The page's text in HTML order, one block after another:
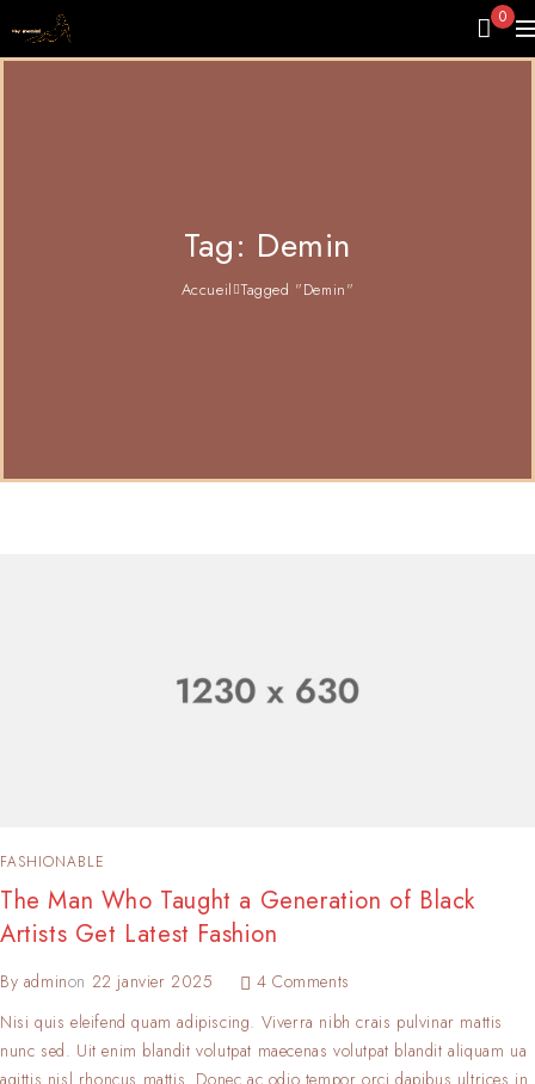
0
Tag: Demin
Accueil Tagged "Demin"
FASHIONABLE
The Man Who Taught a Generation of Black
Artists Get Latest Fashion
By adminon 22 janvier 2025
4 Comments
Nisi quis eleifend quam adipiscing. Viverra nibh crais pulvinar mattis
nunc sed. Uit enim blandit volutpat maecenas volutpat blandit aliquam ua